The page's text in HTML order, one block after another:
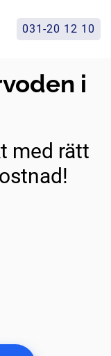
031-20 12 10
i
med rätt